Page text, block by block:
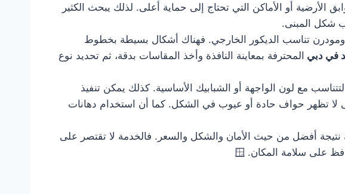
أو الأماكن التي تحتاج إلى حماية أعلى. لذلك يبحث الكثير
شكل المبنى.
ومودرن تناسب الديكور الخارجي. فهناك أشكال بسيطة بخطوط
في دبي المحترفة بمعاينة النافذة وأخذ المقاسات بدقة، ثم تحديد نوع
مع لون الواجهة أو الشبابيك الأساسية. كذلك يمكن تنفيذ
لا تظهر حواف حادة أو عيوب في الشكل. كما أن استخدام دهانات
نتيجة أفضل من حيث الأمان والشكل والسعر. فالخدمة لا تقتصر على
على سلامة المكان. 🪟